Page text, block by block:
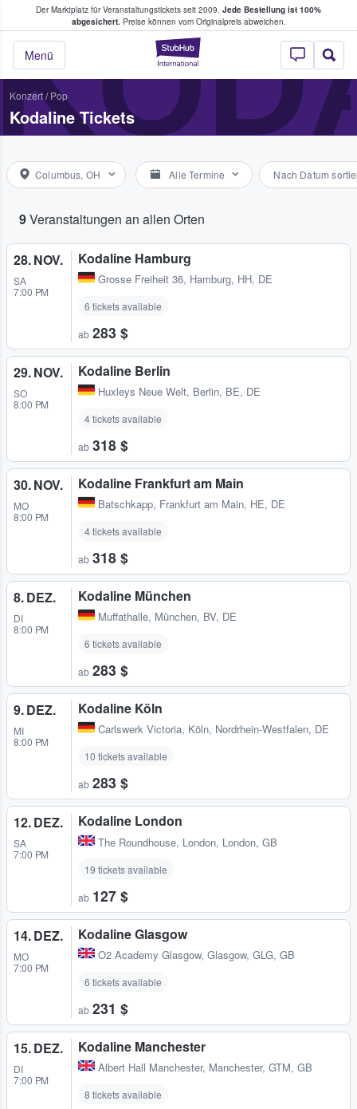
Der Marktplatz für Veranstaltungstickets seit 2009. Jede Bestellung ist 100%
abgesichert.Preise können vom Originalpreis abweichen.
StubHub - Wo
Menü
Tickets kaufen & verkaufen
Konzert/ Pop
Kodaline Tickets
Columbus, OH Alle Termine Nach Datum
9Veranstaltungen an allen Orten
28. NOV.
SA
7:00 PM
Kodaline Hamburg
Grosse Freiheit 36, Hamburg, HH, DE
6 tickets available
ab 283 $
29. NOV.
SO
8:00 PM
Kodaline Berlin
Huxleys Neue Welt, Berlin, BE, DE
4 tickets available
ab 318 $
30. NOV.
MO
8:00 PM
Kodaline Frankfurt am Main
Batschkapp, Frankfurt am Main, HE, DE
4 tickets available
ab 318 $
8. DEZ.
DI
8:00 PM
Kodaline München
Muffathalle, München, BV, DE
6 tickets available
ab 283 $
9. DEZ.
MI
8:00 PM
Kodaline Köln
Carlswerk Victoria, Köln, Nordrhein-Westfalen, DE
10 tickets available
ab 283 $
12. DEZ.
SA
7:00 PM
Kodaline London
The Roundhouse, London, London, GB
19 tickets available
ab 127 $
14. DEZ.
MO
7:00 PM
Kodaline Glasgow
O2 Academy Glasgow, Glasgow, GLG, GB
6 tickets available
ab 231 $
15. DEZ.
DI
7:00 PM
Kodaline Manchester
Albert Hall Manchester, Manchester, GTM, GB
8 tickets available